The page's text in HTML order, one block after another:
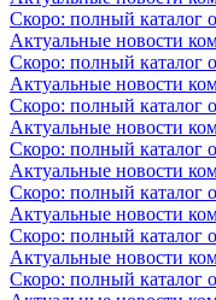
Скоро: полный каталог
Актуальные новости
Скоро: полный каталог
Актуальные новости
Скоро: полный каталог
Актуальные новости
Скоро: полный каталог
Актуальные новости
Скоро: полный каталог
Актуальные новости
Скоро: полный каталог
Актуальные новости
Скоро: полный каталог